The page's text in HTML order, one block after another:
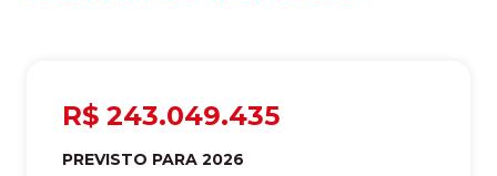
R$ 243.049.435
PREVISTO PARA 2026